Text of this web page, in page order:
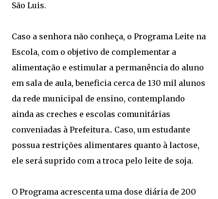
São Luis.
Caso a senhora não conheça, o Programa Leite na
Escola, com o objetivo de complementar a
alimentação e estimular a permanência do aluno
em sala de aula, beneficia cerca de 130 mil alunos
da rede municipal de ensino, contemplando
ainda as creches e escolas comunitárias
conveniadas à Prefeitura.. Caso, um estudante
possua restrições alimentares quanto à lactose,
ele será suprido com a troca pelo leite de soja.
O Programa acrescenta uma dose diária de 200